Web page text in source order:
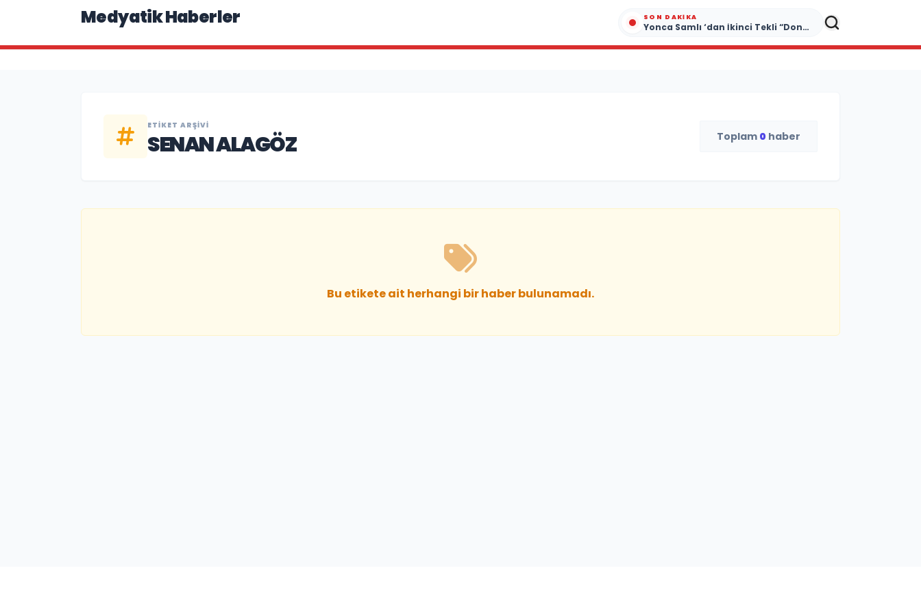
Medyatik Haberler SON DAKIKA
Yonca Samlı ‘dan İkinci Tekli “Donacaksın Sevgilim “ yayımlandı
ETIKET ARŞIVI
SENAN ALAGÖZ Toplam 0 haber
Bu etikete ait herhangi bir haber bulunamadı.